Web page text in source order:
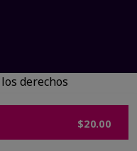
$20.00
derechos
Privacidad
Cambiar país